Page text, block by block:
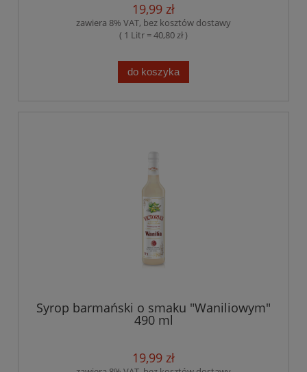
19,99 zł
zawiera 8% VAT, bez kosztów dostawy
( 1 Litr = 40,80 zł )
do koszyka
Syrop barmański o smaku "Waniliowym"
490 ml
19,99 zł